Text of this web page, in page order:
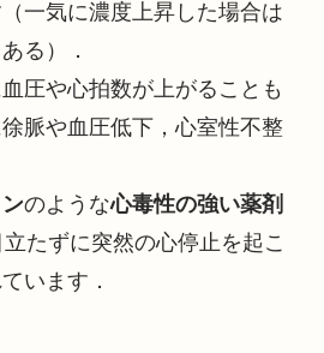
一気に濃度上昇した場合は
る）．
圧や心拍数が上がることも
脈や血圧低下，心室性不整
のような心毒性の強い薬剤
たずに突然の心停止を起こ
います．